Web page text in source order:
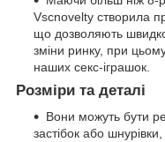
Vscnovelty створила
що дозволяють швидко
зміни ринку, при
наших секс-іграшок.
Розміри та деталі
Вони можуть бути
застібок або